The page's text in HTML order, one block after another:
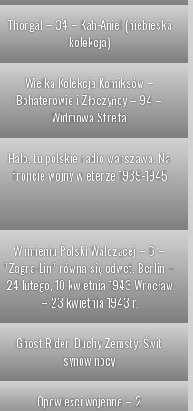
Thorgal – 34 – Kah-Aniel (niebieska
kolekcja)
Wielka Kolekcja Komiksów –
Bohaterowie i Złoczyńcy – 94 –
Widmowa Strefa
Halo, tu polskie radio warszawa. Na
froncie wojny w eterze 1939-1945
W imieniu Polski Walczącej – 6 –
”Zagra-Lin” równa się odwet. Berlin –
24 lutego, 10 kwietnia 1943 Wrocław
– 23 kwietnia 1943 r.
Ghost Rider. Duchy Zemsty: Świt
synów nocy
Opowieści wojenne – 2